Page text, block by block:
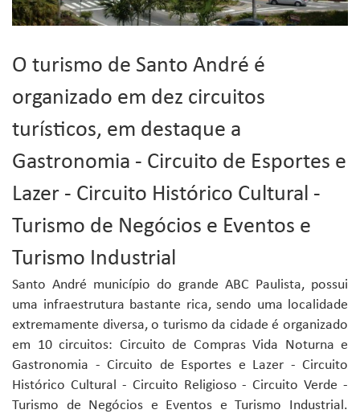
O turismo de Santo André é
organizado em dez circuitos
turísticos, em destaque a
Gastronomia - Circuito de Esportes e
Lazer - Circuito Histórico Cultural -
Turismo de Negócios e Eventos e
Turismo Industrial
Santo André município do grande ABC Paulista, possui
uma infraestrutura bastante rica, sendo uma localidade
extremamente diversa, o turismo da cidade é organizado
em 10 circuitos: Circuito de Compras Vida Noturna e
Gastronomia - Circuito de Esportes e Lazer - Circuito
Histórico Cultural - Circuito Religioso - Circuito Verde -
Turismo de Negócios e Eventos e Turismo Industrial.